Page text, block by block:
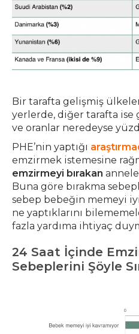
Bir tarafta gelişmiş
yerlerde, diğer tarafta
ve oranlar neredeyse
PHE’nin yaptığı
emzirmek istemesine
emzirmeyi bırakan
Buna göre bırakma
sebep bebeğin memeyi
ne yaptıklarını
fazla yardıma ihtiyaç
24 Saat İçinde
Sebeplerini Şöyle